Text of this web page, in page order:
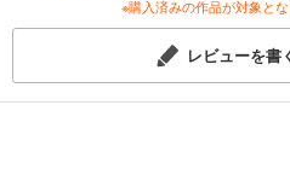
※購入済みの作品が対象と
レビューを書